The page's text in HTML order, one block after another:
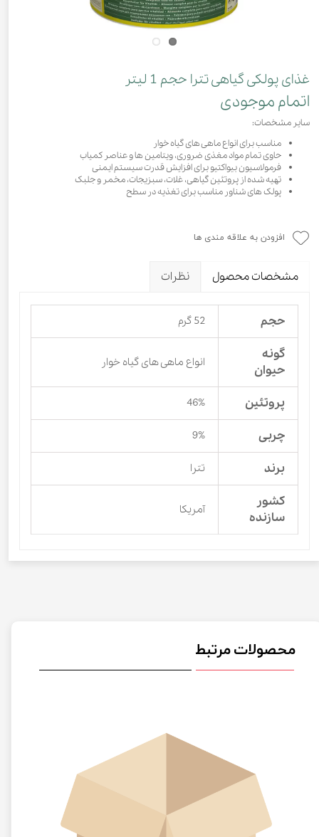
غذای پولکی گیاهی تترا حجم 1 لیتر
اتمام موجودی
سایر مشخصات:
مناسب برای انواع ماهی های گیاه خوار
حاوی تمام مواد مغذی ضروری، ویتامین ها و عناصر کمیاب
فرمولاسیون بیواکتیو برای افزایش قدرت سیستم ایمنی
تهیه شده از پروتئین گیاهی، غلات، سبزیجات، مخمر و جلبک
پولک های شناور مناسب برای تغذیه در سطح
افزودن به علاقه مندی ها
مشخصات محصول نظرات
حجم 52 گرم
گونه
حیوان
انواع ماهی های گیاه خوار
پروتئین 46%
چربی 9%
برند تترا
کشور
سازنده
آمریکا
محصولات مرتبط